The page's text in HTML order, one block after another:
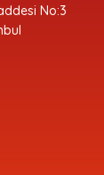
No:3